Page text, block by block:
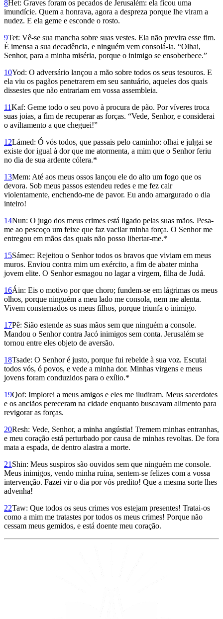
8Het: Graves foram os pecados de Jerusalém: ela ficou uma
imundície. Quem a honrava, agora a despreza porque lhe viram a
nudez. E ela geme e esconde o rosto.
9Tet: Vê-se sua mancha sobre suas vestes. Ela não previra esse fim.
É imensa a sua decadência, e ninguém vem consolá-la. “Olhai,
Senhor, para a minha miséria, porque o inimigo se ensoberbece.”
10Yod: O adversário lançou a mão sobre todos os seus tesouros. E
ela viu os pagãos penetrarem em seu santuário, aqueles dos quais
dissestes que não entrariam em vossa assembleia.
11Kaf: Geme todo o seu povo à procura de pão. Por víveres troca
suas joias, a fim de recuperar as forças. “Vede, Senhor, e considerai
o aviltamento a que cheguei!”
12Lámed: Ó vós todos, que passais pelo caminho: olhai e julgai se
existe dor igual à dor que me atormenta, a mim que o Senhor feriu
no dia de sua ardente cólera.*
13Mem: Até aos meus ossos lançou ele do alto um fogo que os
devora. Sob meus passos estendeu redes e me fez cair
violentamente, enchendo-me de pavor. Eu ando amargurado o dia
inteiro!
14Nun: O jugo dos meus crimes está ligado pelas suas mãos. Pesa-
me ao pescoço um feixe que faz vacilar minha força. O Senhor me
entregou em mãos das quais não posso libertar-me.*
15Sámec: Rejeitou o Senhor todos os bravos que viviam em meus
muros. Enviou contra mim um exército, a fim de abater minha
jovem elite. O Senhor esmagou no lagar a virgem, filha de Judá.
16Áin: Eis o motivo por que choro; fundem-se em lágrimas os meus
olhos, porque ninguém a meu lado me consola, nem me alenta.
Vivem consternados os meus filhos, porque triunfa o inimigo.
17Pê: Sião estende as suas mãos sem que ninguém a console.
Mandou o Senhor contra Jacó inimigos sem conta. Jerusalém se
tornou entre eles objeto de aversão.
18Tsade: O Senhor é justo, porque fui rebelde à sua voz. Escutai
todos vós, ó povos, e vede a minha dor. Minhas virgens e meus
jovens foram conduzidos para o exílio.*
19Qof: Implorei a meus amigos e eles me iludiram. Meus sacerdotes
e os anciãos pereceram na cidade enquanto buscavam alimento para
revigorar as forças.
20Resh: Vede, Senhor, a minha angústia! Tremem minhas entranhas,
e meu coração está perturbado por causa de minhas revoltas. De fora
mata a espada, de dentro alastra a morte.
21 Shin: Meus suspiros são ouvidos sem que ninguém me console.
Meus inimigos, vendo minha ruína, sentem-se felizes com a vossa
intervenção. Fazei vir o dia por vós predito! Que a mesma sorte lhes
advenha!
22Taw: Que todos os seus crimes vos estejam presentes! Tratai-os
como a mim me tratastes por todos os meus crimes! Porque não
cessam meus gemidos, e está doente meu coração.